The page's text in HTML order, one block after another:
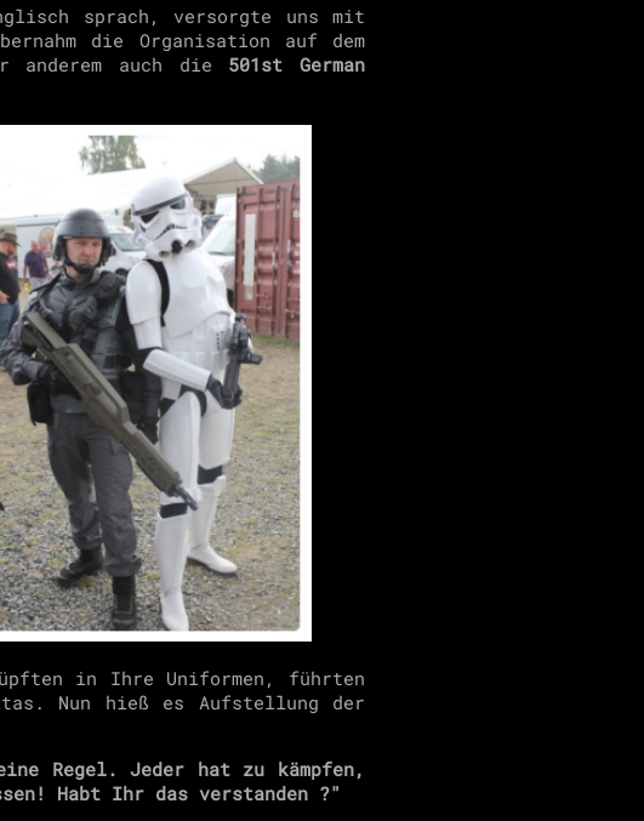
sprach, versorgte uns mit
die Organisation auf dem
anderem auch die 501st German
in Ihre Uniformen, führten
Nun hieß es Aufstellung der
Regel. Jeder hat zu kämpfen,
Habt Ihr das verstanden ?"